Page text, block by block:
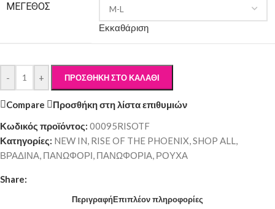
ΜΈΓΕΘΟΣ
Εκκαθάριση
- + ΠΡΟΣΘΉΚΗ ΣΤΟ ΚΑΛΆΘΙ
Compare
Προσθήκη στη λίστα επιθυμιών
Κωδικός προϊόντος: 00095RISOTF
Κατηγορίες: NEW IN, RISE OF THE PHOENIX,SHOP ALL,
ΒΡΑΔΙΝΑ, ΠΑΝΩΦΟΡΙ, ΠΑΝΩΦΟΡΙΑ, ΡΟΥΧΑ
Share:
ΠεριγραφήΕπιπλέον πληροφορίες